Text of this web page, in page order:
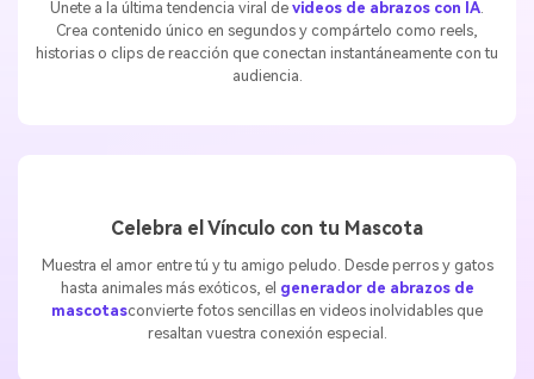
Únete a la última tendencia viral devideos de abrazos con IA
Crea contenido único en segundos y compártelo como reels,
historias o clips de reacción que conectan instantáneamente con tu
Muestra el amor entre tú y tu amigo peludo. Desde perros y gatos
hasta animales más exóticos, el generador de abrazos de
convierte fotos sencillas en videos inolvidables que